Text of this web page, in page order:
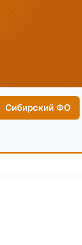
Сибирский ФО